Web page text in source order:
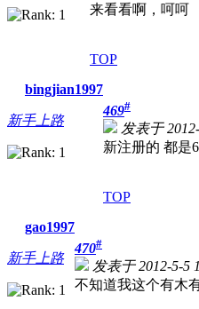
来看看啊，呵呵
TOP
bingjian1997
新手上路
469#
发表于
新注册的 都是
TOP
gao1997
新手上路
470#
发表于 2012-5-5
不知道我这个有木